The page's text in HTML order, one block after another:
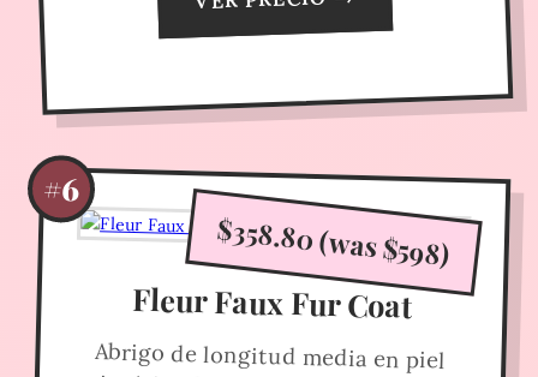
#6
$358.80 (was $598)
Fleur Faux Fur Coat
Abrigo de longitud media en piel
sintética, bolsillos aplicados en el
frente, mangas largas y cierre
abotonado. Color: Crudo. VENTA